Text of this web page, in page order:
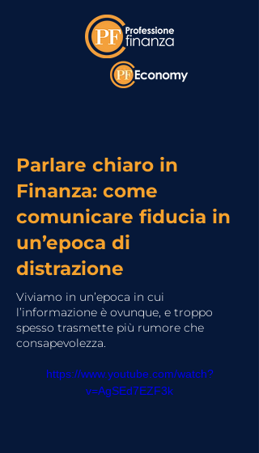
Parlare chiaro in
Finanza: come
comunicare fiducia in
un’epoca di
distrazione
Viviamo in un’epoca in cui
l’informazione è ovunque, e troppo
spesso trasmette più rumore che
consapevolezza.
https://www.youtube.com/watch?
v=AgSEd7EZF3k